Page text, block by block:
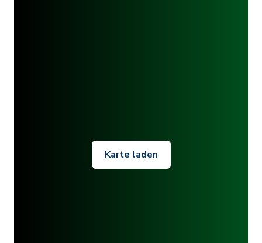
Karte laden